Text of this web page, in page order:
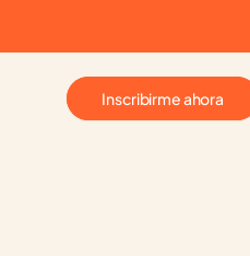
Inscribirme ahora